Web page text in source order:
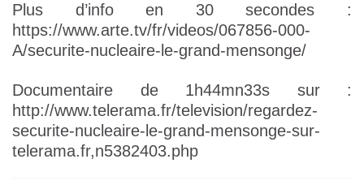
Plus d’info en 30 secondes :
https://www.arte.tv/fr/videos/067856-000-
A/securite-nucleaire-le-grand-mensonge/
Documentaire de 1h44mn33s sur :
http://www.telerama.fr/television/regardez-
securite-nucleaire-le-grand-mensonge-sur-
telerama.fr,n5382403.php